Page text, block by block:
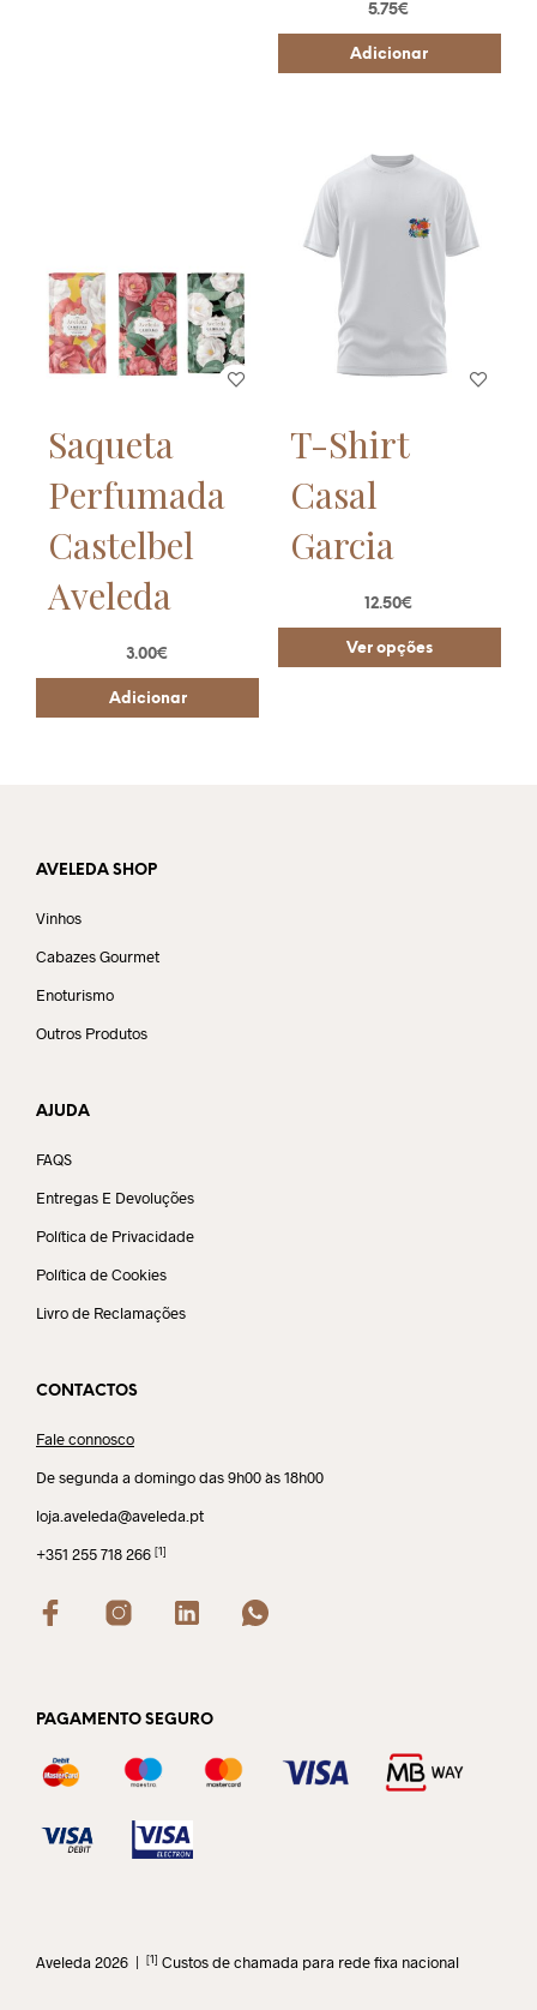
5.75€
Adicionar
Saqueta
Perfumada
Castelbel
Aveleda
3.00€
Adicionar
T-Shirt
Casal
Garcia
12.50€
Ver opções
AVELEDA SHOP
Vinhos
Cabazes Gourmet
Enoturismo
Outros Produtos
AJUDA
FAQS
Entregas E Devoluções
Política de Privacidade
Política de Cookies
Livro de Reclamações
CONTACTOS
Fale connosco
De segunda a domingo das 9h00 às 18h00
loja.aveleda@aveleda.pt
+351 255 718 266 [1]
PAGAMENTO SEGURO
Aveleda 2026 | [1] Custos de chamada para rede fixa nacional